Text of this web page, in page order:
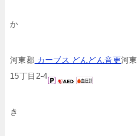
か
河東郡 カーブス どんどん音更河
15丁目2-4
き